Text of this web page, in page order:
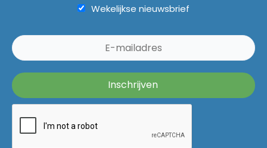
Wekelijkse nieuwsbrief